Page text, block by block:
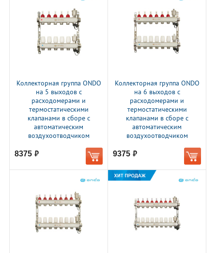
Коллекторная группа ONDO
на 5 выходов с
расходомерами и
термостатическими
клапанами в сборе с
автоматическим
воздухоотводчиком
8375 руб.
Коллекторная группа ONDO
на 6 выходов с
расходомерами и
термостатическими
клапанами в сборе с
автоматическим
воздухоотводчиком
9375 руб.